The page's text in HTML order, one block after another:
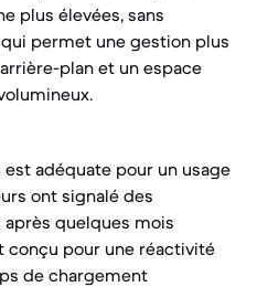
plus élevées, sans
permet une gestion plus
plan et un espace
est adéquate pour un usage
ont signalé des
quelques mois
conçu pour une réactivité
de chargement